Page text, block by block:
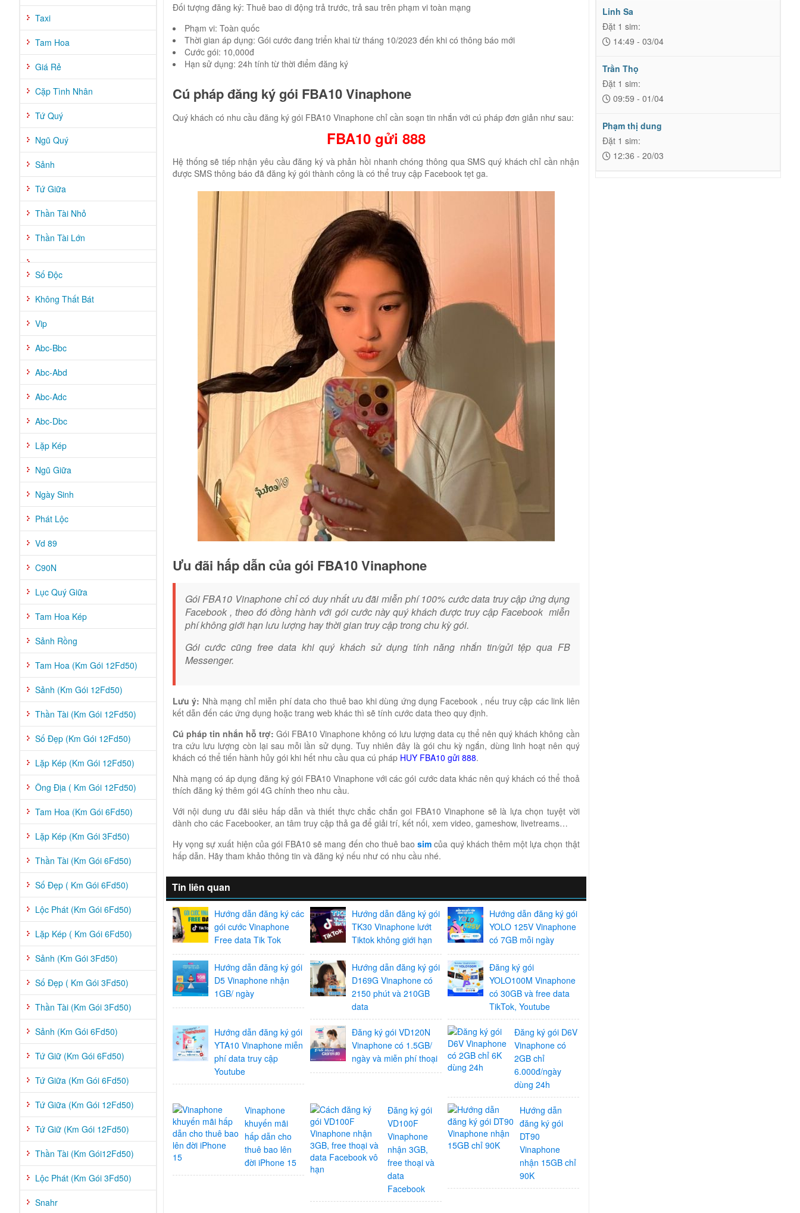
Đối tượng đăng ký: Thuê bao di động trả trước, trả sau trên phạm vi toàn mạng
Phạm vi: Toàn quốc
Thời gian áp dụng: Gói cước đang triển khai từ tháng 10/2023 đến khi có thông báo mới
Cước gói: 10,000đ
Hạn sử dụng: 24h tính từ thời điểm đăng ký
Cú pháp đăng ký gói FBA10 Vinaphone
Quý khách có nhu cầu đăng ký gói FBA10 Vinaphone chỉ cần soạn tin nhắn với cú pháp đơn giản như sau:
FBA10 gửi 888
Hệ thống sẽ tiếp nhận yêu cầu đăng ký và phản hồi nhanh chóng thông qua SMS quý khách chỉ cần nhận
được SMS thông báo đã đăng ký gói thành công là có thể truy cập Facebook tẹt ga.
Ưu đãi hấp dẫn của gói FBA10 Vinaphone
Gói FBA10 Vinaphone chỉ có duy nhất ưu đãi miễn phí 100% cước data truy cập ứng dụng
Facebook , theo đó đồng hành với gói cước này quý khách được truy cập Facebook miễn
phí không giới hạn lưu lượng hay thời gian truy cập trong chu kỳ gói.
Gói cước cũng free data khi quý khách sử dụng tính năng nhắn tin/gửi tệp qua FB
Messenger.
Lưu ý: Nhà mạng chỉ miễn phí data cho thuê bao khi dùng ứng dụng Facebook , nếu truy cập các link liên
kết dẫn đến các ứng dụng hoặc trang web khác thì sẽ tính cước data theo quy định.
Cú pháp tin nhắn hỗ trợ: Gói FBA10 Vinaphone không có lưu lượng data cụ thể nên quý khách không cần
tra cứu lưu lượng còn lại sau mỗi lần sử dụng. Tuy nhiên đây là gói chu kỳ ngắn, dùng linh hoạt nên quý
khách có thể tiến hành hủy gói khi hết nhu cầu qua cú pháp HUY FBA10 gửi 888.
Nhà mạng có áp dụng đăng ký gói FBA10 Vinaphone với các gói cước data khác nên quý khách có thể thoả
thích đăng ký thêm gói 4G chính theo nhu cầu.
Với nội dung ưu đãi siêu hấp dẫn và thiết thực chắc chắn goi FBA10 Vinaphone sẽ là lựa chọn tuyệt vời
dành cho các Facebooker, an tâm truy cập thả ga để giải trí, kết nối, xem video, gameshow, livetreams…
Hy vọng sự xuất hiện của gói FBA10 sẽ mang đến cho thuê baosim của quý khách thêm một lựa chọn thật
hấp dẫn. Hãy tham khảo thông tin và đăng ký nếu như có nhu cầu nhé.
Tin liên quan
Hướng dẫn đăng ký các
gói cước Vinaphone
Free data Tik Tok
Hướng dẫn đăng ký gói
TK30 Vinaphone lướt
Tiktok không giới hạn
Hướng dẫn đăng ký gói
YOLO 125V Vinaphone
có 7GB mỗi ngày
Hướng dẫn đăng ký gói
D5 Vinaphone nhận
1GB/ ngày
Hướng dẫn đăng ký gói
D169G Vinaphone có
2150 phút và 210GB
data
Đăng ký gói
YOLO100M Vinaphone
có 30GB và free data
TikTok, Youtube
Hướng dẫn đăng ký gói
YTA10 Vinaphone miễn
phí data truy cập
Youtube
Đăng ký gói VD120N
Vinaphone có 1.5GB/
ngày và miễn phí thoại
Đăng ký gói D6V
Vinaphone có
2GB chỉ
6.000đ/ngày
dùng 24h
Vinaphone
khuyến mãi
hấp dẫn cho
thuê bao lên
đời iPhone 15
Đăng ký gói
VD100F
Vinaphone
nhận 3GB,
free thoại và
data
Facebook
Hướng dẫn
đăng ký gói
DT90
Vinaphone
nhận 15GB chỉ
90K
Taxi
Tam Hoa
Giá Rẻ
Cặp Tình Nhân
Tứ Quý
Ngũ Quý
Sảnh
Tứ Giữa
Thần Tài Nhỏ
Thần Tài Lớn
Số Độc
Không Thất Bát
Vip
Abc-Bbc
Abc-Abd
Abc-Adc
Abc-Dbc
Lặp Kép
Ngũ Giữa
Ngày Sinh
Phát Lộc
Vd 89
C90N
Lục Quý Giữa
Tam Hoa Kép
Sảnh Rồng
Tam Hoa (Km Gói 12Fd50)
Sảnh (Km Gói 12Fd50)
Thần Tài (Km Gói 12Fd50)
Số Đẹp (Km Gói 12Fd50)
Lặp Kép (Km Gói 12Fd50)
Ông Địa ( Km Gói 12Fd50)
Tam Hoa (Km Gói 6Fd50)
Lặp Kép (Km Gói 3Fd50)
Thần Tài (Km Gói 6Fd50)
Số Đẹp ( Km Gói 6Fd50)
Lộc Phát (Km Gói 6Fd50)
Lặp Kép ( Km Gói 6Fd50)
Sảnh (Km Gói 3Fd50)
Số Đẹp ( Km Gói 3Fd50)
Thần Tài (Km Gói 3Fd50)
Sảnh (Km Gói 6Fd50)
Tứ Giữ (Km Gói 6Fd50)
Tứ Giữa (Km Gói 6Fd50)
Tứ Giữa (Km Gói 12Fd50)
Tứ Giữ (Km Gói 12Fd50)
Thần Tài (Km Gói12Fd50)
Lộc Phát (Km Gói 3Fd50)
Snahr
Linh Sa
Đặt 1 sim:
14:49 - 03/04
Trần Thọ
Đặt 1 sim:
09:59 - 01/04
Phạm thị dung
Đặt 1 sim:
12:36 - 20/03